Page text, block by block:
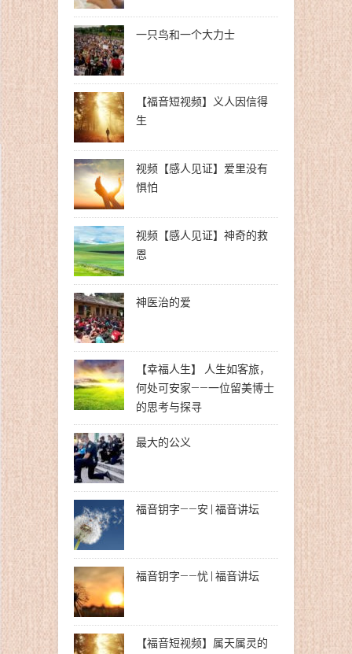
一只鸟和一个大力士
【福音短视频】义人因信得
生
视频【感人见证】爱里没有
惧怕
视频【感人见证】神奇的救
恩
神医治的爱
【幸福人生】 人生如客旅，
何处可安家——一位留美博士
的思考与探寻
最大的公义
福音钥字——安 | 福音讲坛
福音钥字——忧 | 福音讲坛
【福音短视频】属天属灵的